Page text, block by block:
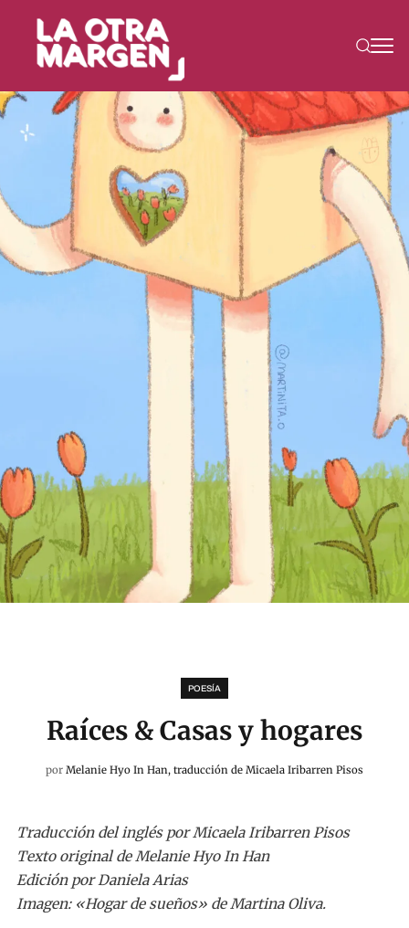
POESÍA
Raíces & Casas y hogares
por Melanie Hyo In Han, traducción de Micaela Iribarren Pisos
Traducción del inglés por Micaela Iribarren Pisos
Texto original de Melanie Hyo In Han
Edición por Daniela Arias
Imagen: «Hogar de sueños» de Martina Oliva.